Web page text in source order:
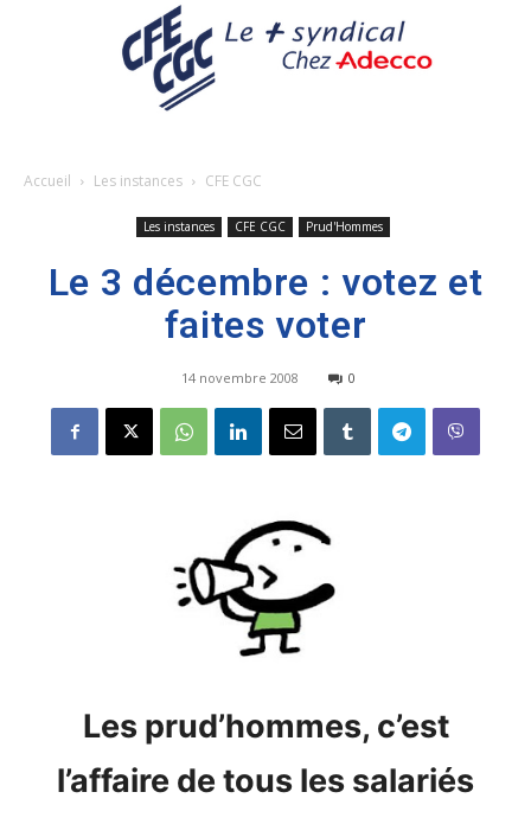
Accueil Les instances CFE CGC
Les instances CFE CGC Prud'Hommes
Le 3 décembre : votez et
faites voter
14 novembre 2008 0
Les prud’hommes, c’est
l’affaire de tous les salariés